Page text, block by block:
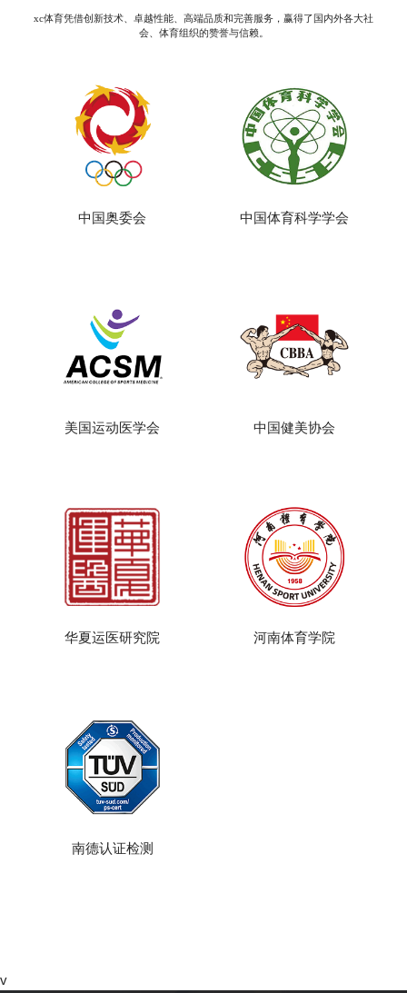
xc体育凭借创新技术、卓越性能、高端品质和完善服务，赢得了国内外各大社
会、体育组织的赞誉与信赖。
中国奥委会 中国体育科学学会
美国运动医学会 中国健美协会
华夏运医研究院 河南体育学院
南德认证检测
v